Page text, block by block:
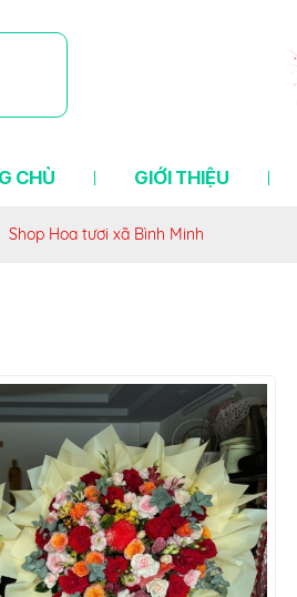
CHỦ GIỚI THIỆU
Shop Hoa tươi xã Bình Minh